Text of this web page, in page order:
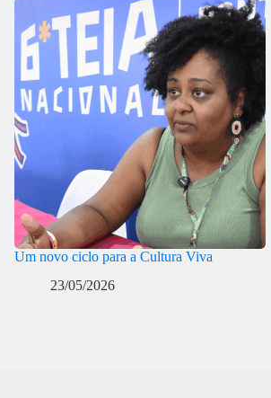
Um novo ciclo para a Cultura Viva
23/05/2026